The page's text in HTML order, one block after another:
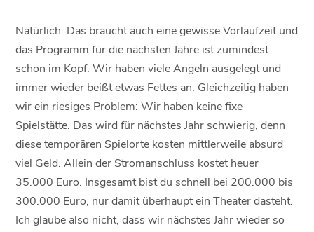
Natürlich. Das braucht auch eine gewisse Vorlaufzeit und
das Programm für die nächsten Jahre ist zumindest
schon im Kopf. Wir haben viele Angeln ausgelegt und
immer wieder beißt etwas Fettes an. Gleichzeitig haben
wir ein riesiges Problem: Wir haben keine fixe
Spielstätte. Das wird für nächstes Jahr schwierig, denn
diese temporären Spielorte kosten mittlerweile absurd
viel Geld. Allein der Stromanschluss kostet heuer
35.000 Euro. Insgesamt bist du schnell bei 200.000 bis
300.000 Euro, nur damit überhaupt ein Theater dasteht.
Ich glaube also nicht, dass wir nächstes Jahr wieder so